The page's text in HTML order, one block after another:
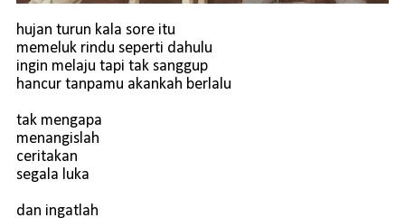
hujan turun kala sore itu
memeluk rindu seperti dahulu
ingin melaju tapi tak sanggup
hancur tanpamu akankah berlalu
tak mengapa
menangislah
ceritakan
segala luka
dan ingatlah